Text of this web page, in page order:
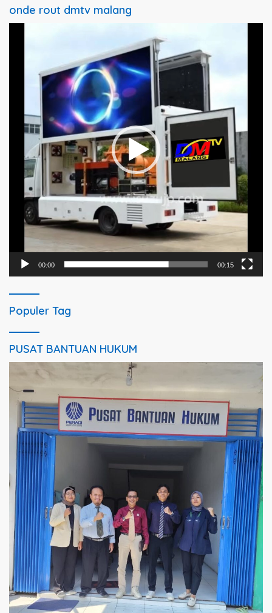
onde rout dmtv malang
00:00 00:15
Populer Tag
PUSAT BANTUAN HUKUM